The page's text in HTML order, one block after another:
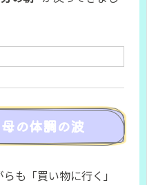
の体調の波
も「買い物に行く」